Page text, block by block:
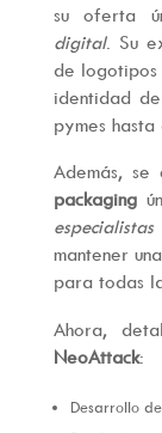
su oferta
digital. Su
de
identidad
pymes hasta
Además,
packaging
mantener
para todas
Ahora,
NeoAttack:
Desarrollo